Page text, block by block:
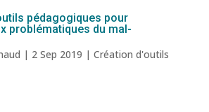
pédagogiques pour
problématiques du mal-
| 2 Sep 2019 | Création d'outils